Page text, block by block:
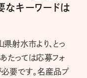
キーワードは
県射水市より、とっ
たっては応募フォ
必要です。名産品プ